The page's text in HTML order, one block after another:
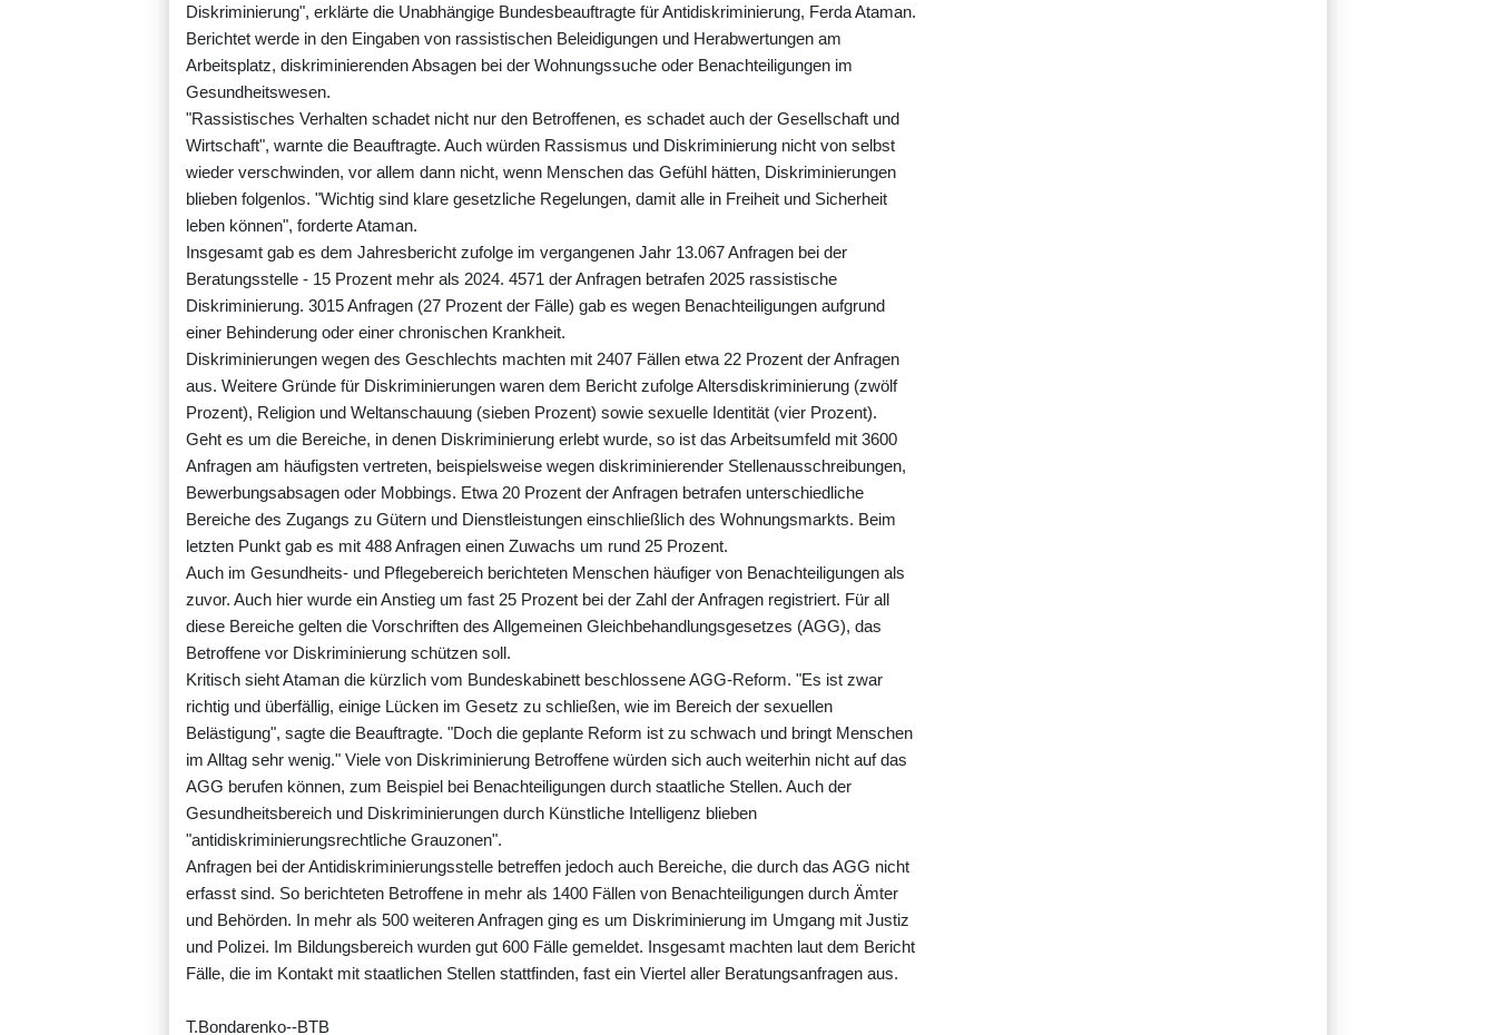
Diskriminierung", erklärte die Unabhängige Bundesbeauftragte für Antidiskriminierung, Ferda Ataman.
Berichtet werde in den Eingaben von rassistischen Beleidigungen und Herabwertungen am
Arbeitsplatz, diskriminierenden Absagen bei der Wohnungssuche oder Benachteiligungen im
Gesundheitswesen.
"Rassistisches Verhalten schadet nicht nur den Betroffenen, es schadet auch der Gesellschaft und
Wirtschaft", warnte die Beauftragte. Auch würden Rassismus und Diskriminierung nicht von selbst
wieder verschwinden, vor allem dann nicht, wenn Menschen das Gefühl hätten, Diskriminierungen
blieben folgenlos. "Wichtig sind klare gesetzliche Regelungen, damit alle in Freiheit und Sicherheit
leben können", forderte Ataman.
Insgesamt gab es dem Jahresbericht zufolge im vergangenen Jahr 13.067 Anfragen bei der
Beratungsstelle - 15 Prozent mehr als 2024. 4571 der Anfragen betrafen 2025 rassistische
Diskriminierung. 3015 Anfragen (27 Prozent der Fälle) gab es wegen Benachteiligungen aufgrund
einer Behinderung oder einer chronischen Krankheit.
Diskriminierungen wegen des Geschlechts machten mit 2407 Fällen etwa 22 Prozent der Anfragen
aus. Weitere Gründe für Diskriminierungen waren dem Bericht zufolge Altersdiskriminierung (zwölf
Prozent), Religion und Weltanschauung (sieben Prozent) sowie sexuelle Identität (vier Prozent).
Geht es um die Bereiche, in denen Diskriminierung erlebt wurde, so ist das Arbeitsumfeld mit 3600
Anfragen am häufigsten vertreten, beispielsweise wegen diskriminierender Stellenausschreibungen,
Bewerbungsabsagen oder Mobbings. Etwa 20 Prozent der Anfragen betrafen unterschiedliche
Bereiche des Zugangs zu Gütern und Dienstleistungen einschließlich des Wohnungsmarkts. Beim
letzten Punkt gab es mit 488 Anfragen einen Zuwachs um rund 25 Prozent.
Auch im Gesundheits- und Pflegebereich berichteten Menschen häufiger von Benachteiligungen als
zuvor. Auch hier wurde ein Anstieg um fast 25 Prozent bei der Zahl der Anfragen registriert. Für all
diese Bereiche gelten die Vorschriften des Allgemeinen Gleichbehandlungsgesetzes (AGG), das
Betroffene vor Diskriminierung schützen soll.
Kritisch sieht Ataman die kürzlich vom Bundeskabinett beschlossene AGG-Reform. "Es ist zwar
richtig und überfällig, einige Lücken im Gesetz zu schließen, wie im Bereich der sexuellen
Belästigung", sagte die Beauftragte. "Doch die geplante Reform ist zu schwach und bringt Menschen
im Alltag sehr wenig." Viele von Diskriminierung Betroffene würden sich auch weiterhin nicht auf das
AGG berufen können, zum Beispiel bei Benachteiligungen durch staatliche Stellen. Auch der
Gesundheitsbereich und Diskriminierungen durch Künstliche Intelligenz blieben
"antidiskriminierungsrechtliche Grauzonen".
Anfragen bei der Antidiskriminierungsstelle betreffen jedoch auch Bereiche, die durch das AGG nicht
erfasst sind. So berichteten Betroffene in mehr als 1400 Fällen von Benachteiligungen durch Ämter
und Behörden. In mehr als 500 weiteren Anfragen ging es um Diskriminierung im Umgang mit Justiz
und Polizei. Im Bildungsbereich wurden gut 600 Fälle gemeldet. Insgesamt machten laut dem Bericht
Fälle, die im Kontakt mit staatlichen Stellen stattfinden, fast ein Viertel aller Beratungsanfragen aus.
T.Bondarenko--BTB